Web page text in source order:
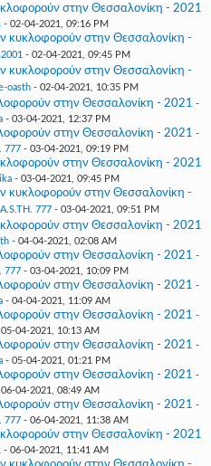
στην Θεσσαλονίκη - 2021
- 02-04-2021, 09:16 PM
κυκλοφορούν στην Θεσσαλονίκη -
- 02-04-2021, 09:45 PM
κυκλοφορούν στην Θεσσαλονίκη -
oasth- 02-04-2021, 10:35 PM
στην Θεσσαλονίκη - 2021 -
- 03-04-2021, 12:37 PM
στην Θεσσαλονίκη - 2021 -
777- 03-04-2021, 09:19 PM
στην Θεσσαλονίκη - 2021
- 03-04-2021, 09:45 PM
κυκλοφορούν στην Θεσσαλονίκη -
777- 03-04-2021, 09:51 PM
στην Θεσσαλονίκη - 2021
- 04-04-2021, 02:08 AM
στην Θεσσαλονίκη - 2021 -
777- 03-04-2021, 10:09 PM
στην Θεσσαλονίκη - 2021 -
- 04-04-2021, 11:09 AM
στην Θεσσαλονίκη - 2021 -
04-2021, 10:13 AM
στην Θεσσαλονίκη - 2021 -
- 05-04-2021, 01:21 PM
στην Θεσσαλονίκη - 2021 -
04-2021, 08:49 AM
στην Θεσσαλονίκη - 2021 -
777- 06-04-2021, 11:38 AM
στην Θεσσαλονίκη - 2021
- 06-04-2021, 11:41 AM